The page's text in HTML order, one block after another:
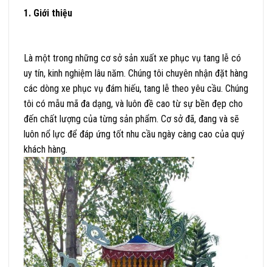
1. Giới thiệu
Là một trong những cơ sở sản xuất xe phục vụ tang lễ có
uy tín, kinh nghiệm lâu năm. Chúng tôi chuyên nhận đặt hàng
các dòng xe phục vụ đám hiếu, tang lễ theo yêu cầu. Chúng
tôi có mẫu mã đa dạng, và luôn đề cao từ sự bền đẹp cho
đến chất lượng của từng sản phẩm. Cơ sở đã, đang và sẽ
luôn nổ lực để đáp ứng tốt nhu cầu ngày càng cao của quý
khách hàng.